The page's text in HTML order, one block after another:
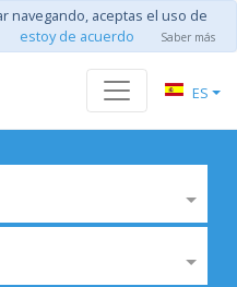
navegando, aceptas el uso de
estoy de acuerdo Saber más
ES